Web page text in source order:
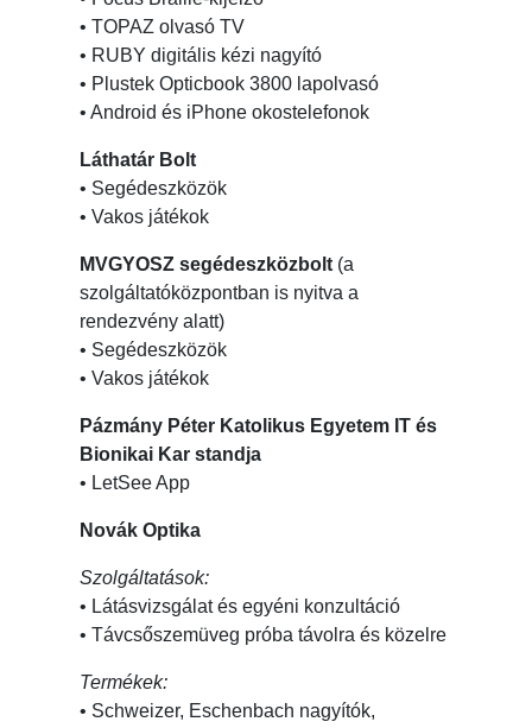
• TOPAZ olvasó TV
• RUBY digitális kézi nagyító
• Plustek Opticbook 3800 lapolvasó
• Android és iPhone okostelefonok
Láthatár Bolt
• Segédeszközök
• Vakos játékok
MVGYOSZ segédeszközbolt(a
szolgáltatóközpontban is nyitva a
rendezvény alatt)
• Segédeszközök
• Vakos játékok
Pázmány Péter Katolikus Egyetem IT és
Bionikai Kar standja
• LetSee App
Novák Optika
Szolgáltatások:
• Látásvizsgálat és egyéni konzultáció
• Távcsőszemüveg próba távolra és közelre
Termékek:
• Schweizer, Eschenbach nagyítók,